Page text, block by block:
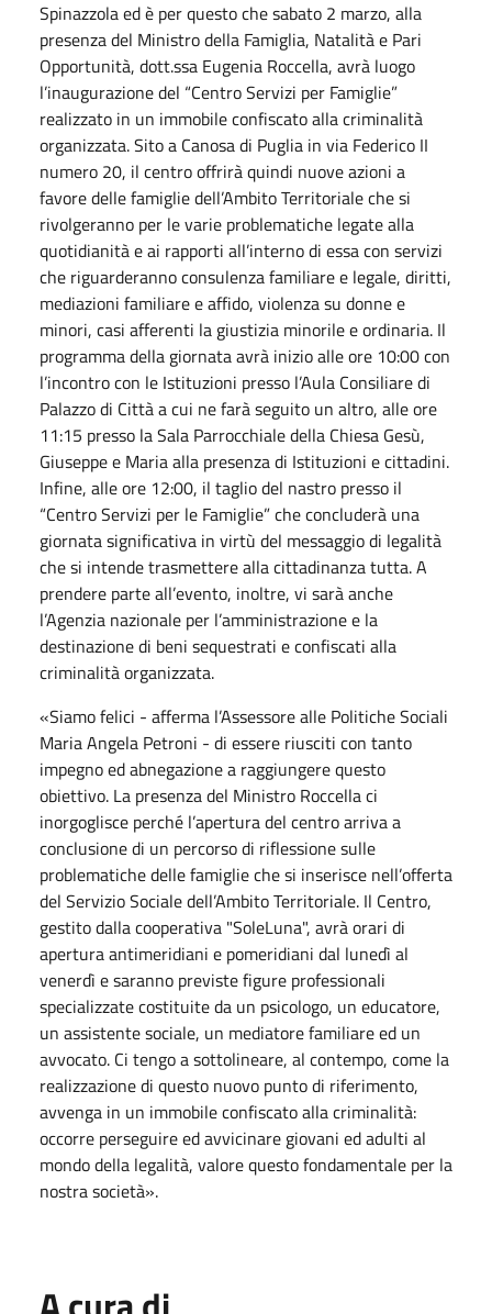
Spinazzola ed è per questo che sabato 2 marzo, alla
presenza del Ministro della Famiglia, Natalità e Pari
Opportunità, dott.ssa Eugenia Roccella, avrà luogo
l’inaugurazione del “Centro Servizi per Famiglie”
realizzato in un immobile confiscato alla criminalità
organizzata. Sito a Canosa di Puglia in via Federico II
numero 20, il centro offrirà quindi nuove azioni a
favore delle famiglie dell’Ambito Territoriale che si
rivolgeranno per le varie problematiche legate alla
quotidianità e ai rapporti all’interno di essa con servizi
che riguarderanno consulenza familiare e legale, diritti,
mediazioni familiare e affido, violenza su donne e
minori, casi afferenti la giustizia minorile e ordinaria. Il
programma della giornata avrà inizio alle ore 10:00 con
l’incontro con le Istituzioni presso l’Aula Consiliare di
Palazzo di Città a cui ne farà seguito un altro, alle ore
11:15 presso la Sala Parrocchiale della Chiesa Gesù,
Giuseppe e Maria alla presenza di Istituzioni e cittadini.
Infine, alle ore 12:00, il taglio del nastro presso il
“Centro Servizi per le Famiglie” che concluderà una
giornata significativa in virtù del messaggio di legalità
che si intende trasmettere alla cittadinanza tutta. A
prendere parte all’evento, inoltre, vi sarà anche
l’Agenzia nazionale per l’amministrazione e la
destinazione di beni sequestrati e confiscati alla
criminalità organizzata.
«Siamo felici - afferma l’Assessore alle Politiche Sociali
Maria Angela Petroni - di essere riusciti con tanto
impegno ed abnegazione a raggiungere questo
obiettivo. La presenza del Ministro Roccella ci
inorgoglisce perché l’apertura del centro arriva a
conclusione di un percorso di riflessione sulle
problematiche delle famiglie che si inserisce nell’offerta
del Servizio Sociale dell’Ambito Territoriale. Il Centro,
gestito dalla cooperativa "SoleLuna", avrà orari di
apertura antimeridiani e pomeridiani dal lunedì al
venerdì e saranno previste figure professionali
specializzate costituite da un psicologo, un educatore,
un assistente sociale, un mediatore familiare ed un
avvocato. Ci tengo a sottolineare, al contempo, come la
realizzazione di questo nuovo punto di riferimento,
avvenga in un immobile confiscato alla criminalità:
occorre perseguire ed avvicinare giovani ed adulti al
mondo della legalità, valore questo fondamentale per la
nostra società».